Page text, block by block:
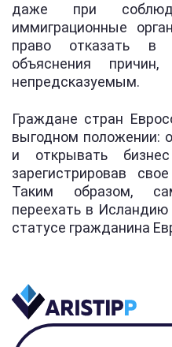
даже при
иммиграционные
право отказать в
объяснения
непредсказуемым.
Граждане стран
выгодном положении:
и открывать
зарегистрировав
Таким образом,
переехать в
статусе гражданина